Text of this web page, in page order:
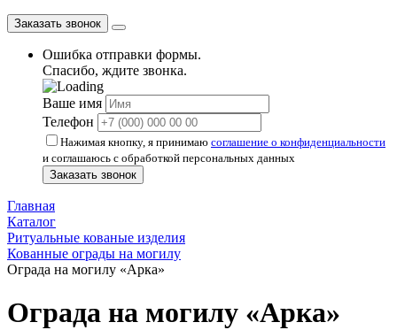
Заказать звонок
Ошибка отправки формы.
Спасибо, ждите звонка.
Ваше имя
Телефон
Нажимая кнопку, я принимаю соглашение о конфиденциальности
и соглашаюсь с обработкой персональных данных
Заказать звонок
Главная
Каталог
Ритуальные кованые изделия
Кованные ограды на могилу
Ограда на могилу «Арка»
Ограда на могилу «Арка»